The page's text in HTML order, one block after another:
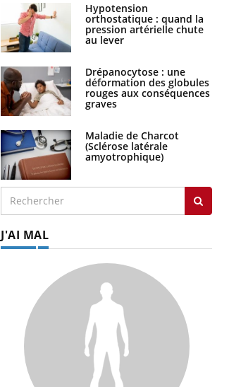
Hypotension
orthostatique : quand la
pression artérielle chute
au lever
Drépanocytose : une
déformation des globules
rouges aux conséquences
graves
Maladie de Charcot
(Sclérose latérale
amyotrophique)
J'AI MAL